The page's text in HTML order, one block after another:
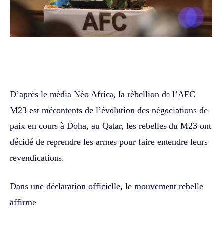
D’après le média Néo Africa, la rébellion de l’AFC
M23 est mécontents de l’évolution des négociations de
paix en cours à Doha, au Qatar, les rebelles du M23 ont
décidé de reprendre les armes pour faire entendre leurs
revendications.
Dans une déclaration officielle, le mouvement rebelle
affirme